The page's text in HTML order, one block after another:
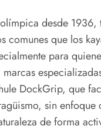
desde 1936,
comunes que los
para
DockGrip, que
sin
de forma